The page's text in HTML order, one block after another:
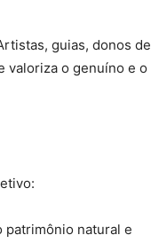
guias, donos de
valoriza o genuíno e o
patrimônio natural e